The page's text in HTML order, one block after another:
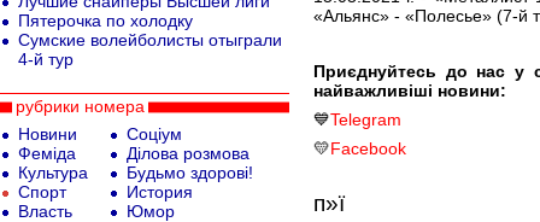
«Альянс» - «Полесье» (7-й
Приєднуйтесь до нас у
найважливіші новини:
💙Telegram
💛Facebook
п»ї
Пятерочка по холодку
Сумские волейболисты отыграли
4-й тур
рубрики номера
Новини
Феміда
Культура
Спорт
Власть
Соціум
Ділова розмова
Будьмо здорові!
История
Юмор